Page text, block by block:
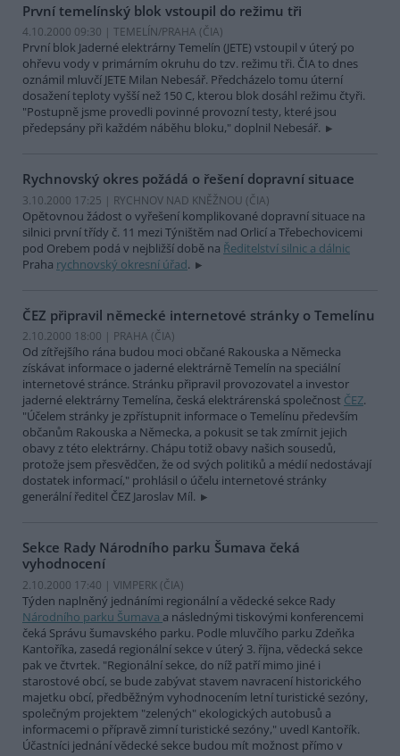
První temelínský blok vstoupil do režimu tři
4.10.2000 09:30 | TEMELÍN/PRAHA (ČIA)
První blok Jaderné elektrárny Temelín (JETE) vstoupil v úterý po
ohřevu vody v primárním okruhu do tzv. režimu tři. ČIA to dnes
oznámil mluvčí JETE Milan Nebesář. Předcházelo tomu úterní
dosažení teploty vyšší než 150 C, kterou blok dosáhl režimu čtyři.
"Postupně jsme provedli povinné provozní testy, které jsou
předepsány při každém náběhu bloku," doplnil Nebesář.
Rychnovský okres požádá o řešení dopravní situace
3.10.2000 17:25 | RYCHNOV NAD KNĚŽNOU (ČIA)
Opětovnou žádost o vyřešení komplikované dopravní situace na
silnici první třídy č. 11 mezi Týništěm nad Orlicí a Třebechovicemi
pod Orebem podá v nejbližší době na Ředitelství silnic a dálnic
Praha rychnovský okresní úřad.
ČEZ připravil německé internetové stránky o Temelínu
2.10.2000 18:00 | PRAHA (ČIA)
Od zítřejšího rána budou moci občané Rakouska a Německa
získávat informace o jaderné elektrárně Temelín na speciální
internetové stránce. Stránku připravil provozovatel a investor
jaderné elektrárny Temelína, česká elektrárenská společnost ČEZ.
"Účelem stránky je zpřístupnit informace o Temelínu především
občanům Rakouska a Německa, a pokusit se tak zmírnit jejich
obavy z této elektrárny. Chápu totiž obavy našich sousedů,
protože jsem přesvědčen, že od svých politiků a médií nedostávají
dostatek informací," prohlásil o účelu internetové stránky
generální ředitel ČEZ Jaroslav Míl.
Sekce Rady Národního parku Šumava čeká
vyhodnocení
2.10.2000 17:40 | VIMPERK (ČIA)
Týden naplněný jednáními regionální a vědecké sekce Rady
Národního parku Šumava a následnými tiskovými konferencemi
čeká Správu šumavského parku. Podle mluvčího parku Zdeňka
Kantoříka, zasedá regionální sekce v úterý 3. října, vědecká sekce
pak ve čtvrtek. "Regionální sekce, do níž patří mimo jiné i
starostové obcí, se bude zabývat stavem navracení historického
majetku obcí, předběžným vyhodnocením letní turistické sezóny,
společným projektem "zelených" ekologických autobusů a
informacemi o přípravě zimní turistické sezóny," uvedl Kantořík.
Účastníci jednání vědecké sekce budou mít možnost přímo v